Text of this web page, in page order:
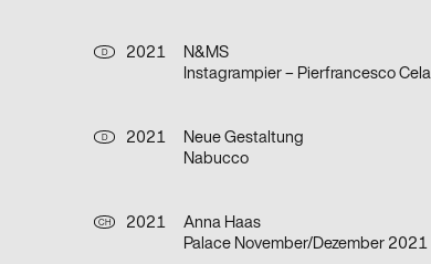
D
2021
N&MS
Instagrampier – Pierfrancesco
D
2021
Neue Gestaltung
Nabucco
CH
2021
Anna Haas
Palace November/Dezember 2021